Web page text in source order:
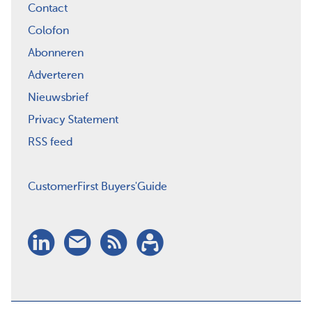
Contact
Colofon
Abonneren
Adverteren
Nieuwsbrief
Privacy Statement
RSS feed
CustomerFirst Buyers'Guide
LinkedIn
Nieuwsbrief
RSSAbonneren